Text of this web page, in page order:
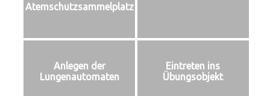
Atemschutzsammelplatz
Anlegen der
Lungenautomaten
Eintreten ins
Übungsobjekt